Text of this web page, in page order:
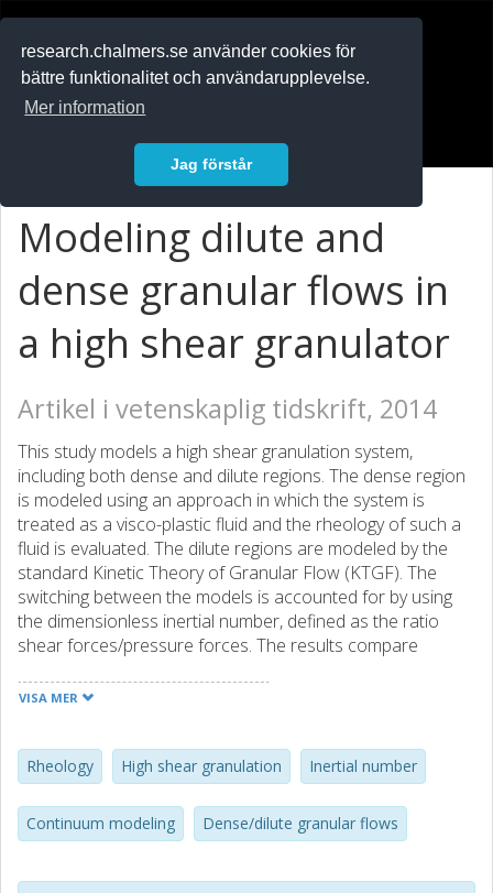
research.chalmers.se använder cookies för
bättre funktionalitet och användarupplevelse.
Mer information
Jag förstår
Modeling dilute and
dense granular flows in
a high shear granulator
Artikel i vetenskaplig tidskrift, 2014
This study models a high shear granulation system,
including both dense and dilute regions. The dense region
is modeled using an approach in which the system is
treated as a visco-plastic fluid and the rheology of such a
fluid is evaluated. The dilute regions are modeled by the
standard Kinetic Theory of Granular Flow (KTGF). The
switching between the models is accounted for by using
the dimensionless inertial number, defined as the ratio
shear forces/pressure forces. The results compare
shear granulator. Granular temperatures and volume
agreement with experimental data as compared to
previous studies. (C) 2014 Elsevier B.V. All rights reserved.
VISA MER
Rheology High shear granulation Inertial number
Continuum modeling Dense/dilute granular flows